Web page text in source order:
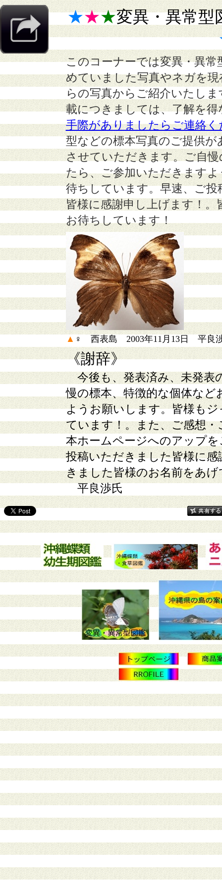
★★★変異・異常型
このコーナーでは変異・異
めていました写真やネガを
らの写真からご紹介いたし
載につきましては、了解を
手際がありましたらご連絡く
型などの標本写真のご提供
させていただきます。ご自
たら、ご参加いただきます
待ちしています。早速、ご
皆様に感謝申し上げます！
お待ちしています！
▲ ♀ 西表島 2003年11月13日 平良
《謝辞》
今後も、発表済み、未発
慢の標本、特徴的な個体な
ようお願いします。皆様も
ています！。また、ご感想
本ホームページへのアップ
投稿いただきました皆様に
きました皆様のお名前をあ
平良渉氏